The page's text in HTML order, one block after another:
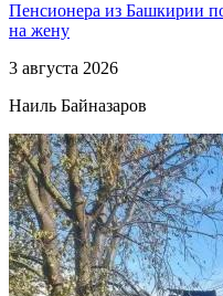
Пенсионера из Башкирии
на жену
3 августа 2026
Наиль Байназаров